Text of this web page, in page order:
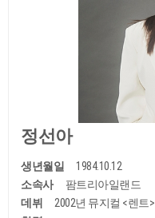
정선아
생년월일
1984.10.12
소속사
팜트리아일랜드
데뷔
2002년 뮤지컬 <렌트>